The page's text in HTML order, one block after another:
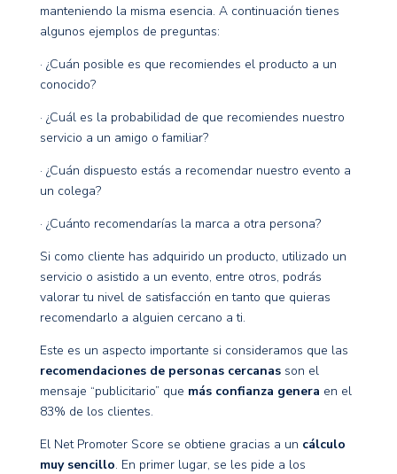
manteniendo la misma esencia. A continuación tienes
algunos ejemplos de preguntas:
· ¿Cuán posible es que recomiendes el producto a un
conocido?
· ¿Cuál es la probabilidad de que recomiendes nuestro
servicio a un amigo o familiar?
· ¿Cuán dispuesto estás a recomendar nuestro evento a
un colega?
· ¿Cuánto recomendarías la marca a otra persona?
Si como cliente has adquirido un producto, utilizado un
servicio o asistido a un evento, entre otros, podrás
valorar tu nivel de satisfacción en tanto que quieras
recomendarlo a alguien cercano a ti.
Este es un aspecto importante si consideramos que las
recomendaciones de personas cercanasson el
mensaje “publicitario” que más confianza genera en el
83% de los clientes.
El Net Promoter Score se obtiene gracias a un cálculo
muy sencillo. En primer lugar, se les pide a los